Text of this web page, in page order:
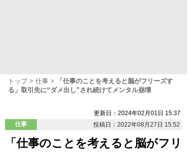
トップ 仕事
「仕事のことを考えると脳がフリーズす
る」取引先に“ダメ出し”され続けてメンタル崩壊
更新日：2024年02月01日 15:37
仕事
投稿日：2022年08月27日 15:52
「仕事のことを考えると脳がフリ